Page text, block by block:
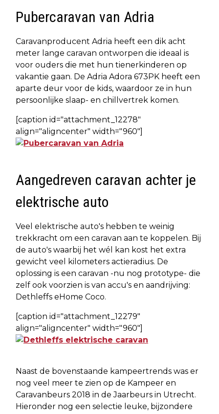
Pubercaravan van Adria
Caravanproducent Adria heeft een dik acht
meter lange caravan ontworpen die ideaal is
voor ouders die met hun tienerkinderen op
vakantie gaan. De Adria Adora 673PK heeft een
aparte deur voor de kids, waardoor ze in hun
persoonlijke slaap- en chillvertrek komen.
[caption id="attachment_12278"
align="aligncenter" width="960"]
Aangedreven caravan achter je
elektrische auto
Veel elektrische auto's hebben te weinig
trekkracht om een caravan aan te koppelen. Bij
de auto's waarbij het wél kan kost het extra
gewicht veel kilometers actieradius. De
oplossing is een caravan -nu nog prototype- die
zelf ook voorzien is van accu's en aandrijving:
Dethleffs eHome Coco.
[caption id="attachment_12279"
align="aligncenter" width="960"]
Naast de bovenstaande kampeertrends was er
nog veel meer te zien op de Kampeer en
Caravanbeurs 2018 in de Jaarbeurs in Utrecht.
Hieronder nog een selectie leuke, bijzondere